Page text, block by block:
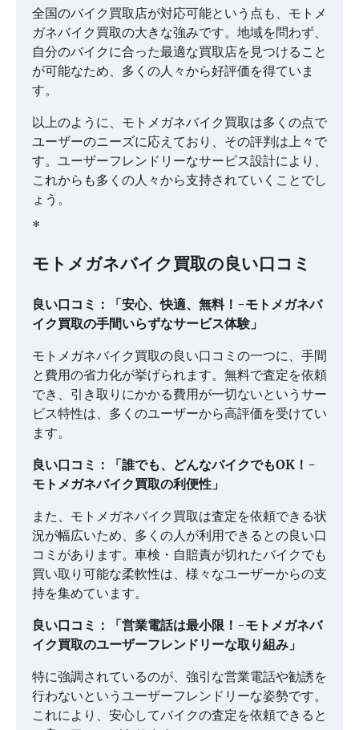
全国のバイク買取店が対応可能という点も、モトメ
ガネバイク買取の大きな強みです。地域を問わず、
自分のバイクに合った最適な買取店を見つけること
が可能なため、多くの人々から好評価を得ていま
す。
以上のように、モトメガネバイク買取は多くの点で
ユーザーのニーズに応えており、その評判は上々で
す。ユーザーフレンドリーなサービス設計により、
これからも多くの人々から支持されていくことでし
ょう。
*
モトメガネバイク買取の良い口コミ
良い口コミ：「安心、快適、無料！-モトメガネバ
イク買取の手間いらずなサービス体験」
モトメガネバイク買取の良い口コミの一つに、手間
と費用の省力化が挙げられます。無料で査定を依頼
でき、引き取りにかかる費用が一切ないというサー
ビス特性は、多くのユーザーから高評価を受けてい
ます。
良い口コミ：「誰でも、どんなバイクでもOK！-
モトメガネバイク買取の利便性」
また、モトメガネバイク買取は査定を依頼できる状
況が幅広いため、多くの人が利用できるとの良い口
コミがあります。車検・自賠責が切れたバイクでも
買い取り可能な柔軟性は、様々なユーザーからの支
持を集めています。
良い口コミ：「営業電話は最小限！-モトメガネバ
イク買取のユーザーフレンドリーな取り組み」
特に強調されているのが、強引な営業電話や勧誘を
行わないというユーザーフレンドリーな姿勢です。
これにより、安心してバイクの査定を依頼できると